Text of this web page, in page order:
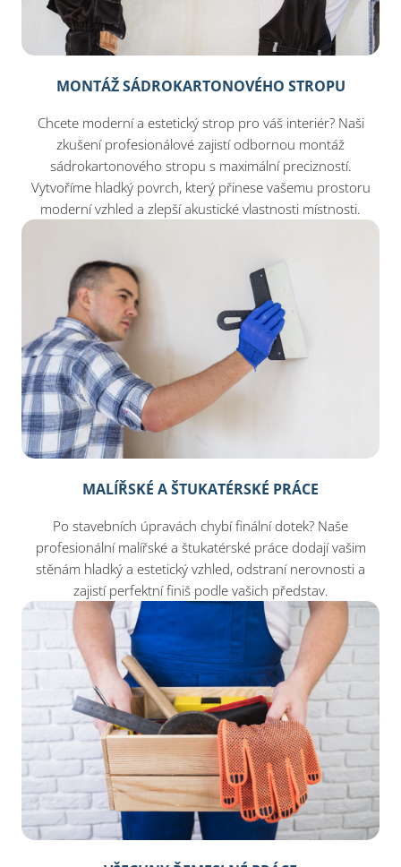
MONTÁŽ SÁDROKARTONOVÉHO STROPU
Chcete moderní a estetický strop pro váš interiér? Naši
zkušení profesionálové zajistí odbornou montáž
sádrokartonového stropu s maximální precizností.
Vytvoříme hladký povrch, který přinese vašemu prostoru
moderní vzhled a zlepší akustické vlastnosti místnosti.
MALÍŘSKÉ A ŠTUKATÉRSKÉ PRÁCE
Po stavebních úpravách chybí finální dotek? Naše
profesionální malířské a štukatérské práce dodají vašim
stěnám hladký a estetický vzhled, odstraní nerovnosti a
zajistí perfektní finiš podle vašich představ.